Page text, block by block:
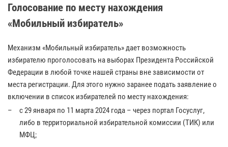
Голосование по месту нахождения
«Мобильный избиратель»
Механизм «Мобильный избиратель» дает возможность
избирателю проголосовать на выборах Президента Российской
Федерации в любой точке нашей страны вне зависимости от
места регистрации. Для этого нужно заранее подать заявление о
включении в список избирателей по месту нахождения:
c 29 января по 11 марта 2024 года – через портал Госуслуг,
либо в территориальной избирательной комиссии (ТИК) или
МФЦ;